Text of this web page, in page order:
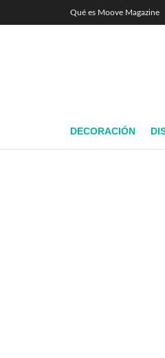
Qué es Moove Magazine
DECORACIÓN